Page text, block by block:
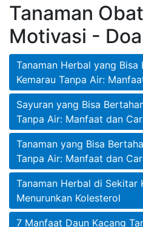
Tanaman
Motivasi - Doa
Tanaman Herbal yang Bisa
Kemarau Tanpa Air:
Sayuran yang Bisa
Tanpa Air: Manfaat dan
Tanaman yang Bisa
Tanpa Air: Manfaat dan
Tanaman Herbal di Sekitar
Menurunkan Kolesterol
7 Manfaat Daun Kacang